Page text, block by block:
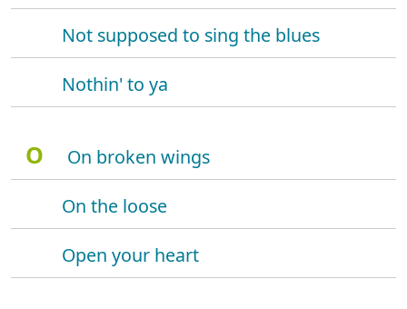
Not supposed to sing the blues
Nothin' to ya
O
On broken wings
On the loose
Open your heart